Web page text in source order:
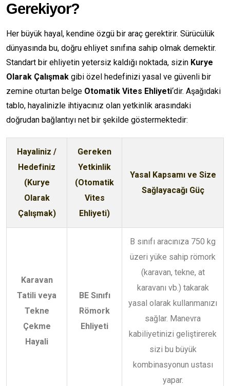
Gerekiyor?
Her büyük hayal, kendine özgü bir araç gerektirir. Sürücülük
dünyasında bu, doğru ehliyet sınıfına sahip olmak demektir.
Standart bir ehliyetin yetersiz kaldığı noktada, sizin Kurye
Olarak Çalışmak gibi özel hedefinizi yasal ve güvenli bir
zemine oturtan belge Otomatik Vites Ehliyeti‘dir. Aşağıdaki
tablo, hayalinizle ihtiyacınız olan yetkinlik arasındaki
doğrudan bağlantıyı net bir şekilde göstermektedir:
Hayaliniz /
Hedefiniz
(Kurye
Olarak
Çalışmak)
Gereken
Yetkinlik
(Otomatik
Vites
Ehliyeti)
Yasal Kapsamı ve Size
Sağlayacağı Güç
Karavan
Tatili veya
Tekne
Çekme
Hayali
BE Sınıfı
Römork
Ehliyeti
B sınıfı aracınıza 750 kg
üzeri yüke sahip römork
(karavan, tekne, at
karavanı vb.) takarak
yasal olarak kullanmanızı
sağlar. Manevra
kabiliyetinizi geliştirerek
sizi bu büyük
kombinasyonun ustası
yapar.